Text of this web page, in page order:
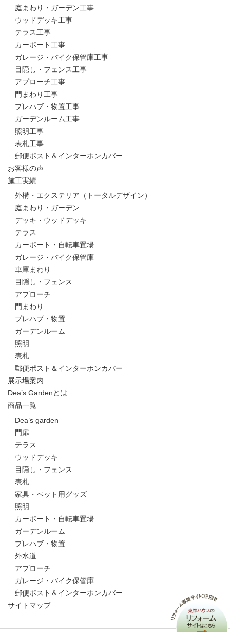
庭まわり・ガーデン工事
ウッドデッキ工事
テラス工事
カーポート工事
ガレージ・バイク保管庫工事
目隠し・フェンス工事
アプローチ工事
門まわり工事
プレハブ・物置工事
ガーデンルーム工事
照明工事
表札工事
郵便ポスト＆インターホンカバー
お客様の声
施工実績
外構・エクステリア（トータルデザイン）
庭まわり・ガーデン
デッキ・ウッドデッキ
テラス
カーポート・自転車置場
ガレージ・バイク保管庫
車庫まわり
目隠し・フェンス
アプローチ
門まわり
プレハブ・物置
ガーデンルーム
照明
表札
郵便ポスト＆インターホンカバー
展示場案内
Dea’s Gardenとは
商品一覧
Dea’s garden
門扉
テラス
ウッドデッキ
目隠し・フェンス
表札
家具・ペット用グッズ
照明
カーポート・自転車置場
ガーデンルーム
プレハブ・物置
外水道
アプローチ
ガレージ・バイク保管庫
郵便ポスト＆インターホンカバー
サイトマップ